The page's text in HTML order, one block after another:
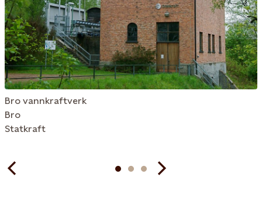
Bro vannkraftverk
Bro
Statkraft